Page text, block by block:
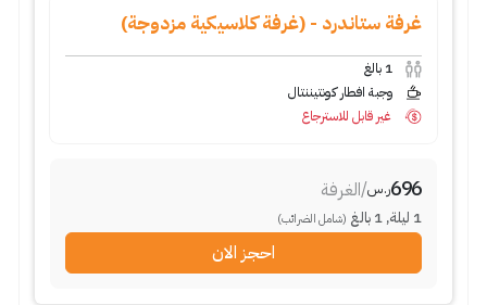
غرفة ستاندرد - (غرفة كلاسيكية مزدوجة)
1 بالغ
وجبة افطار كونتيننتال
غير قابل للاسترجاع
696ر.س/الغرفة
1 ليلة,
1 بالغ (شامل الضرائب)
احجز الان